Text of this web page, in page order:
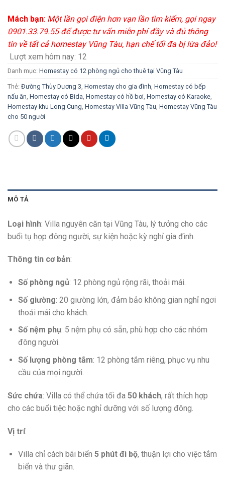
Mách bạn: Một lần gọi điện hơn vạn lần tìm kiếm, gọi ngay
0901.33.79.55 để được tư vấn miễn phí đầy và đủ thông
tin về tất cả homestay Vũng Tàu, hạn chế tối đa bị lừa đảo!
Lượt xem hôm nay: 12
Danh mục: Homestay có 12 phòng ngủ cho thuê tại Vũng Tàu
Thẻ: Đường Thùy Dương 3 Homestay cho gia đình Homestay có bếp
nấu ăn Homestay có Bida Homestay có hồ bơi Homestay có Karaoke
Homestay khu Long Cung Homestay Villa Vũng Tàu Homestay Vũng Tàu
cho 50 người
MÔ TẢ
Loại hình: Villa nguyên căn tại Vũng Tàu, lý tưởng cho các
buổi tụ họp đông người, sự kiện hoặc kỳ nghỉ gia đình.
Thông tin cơ bản:
Số phòng ngủ: 12 phòng ngủ rộng rãi, thoải mái.
Số giường: 20 giường lớn, đảm bảo không gian nghỉ ngơi
thoải mái cho khách.
Số nệm phụ: 5 nệm phụ có sẵn, phù hợp cho các nhóm
đông người.
Số lượng phòng tắm: 12 phòng tắm riêng, phục vụ nhu
cầu của mọi người.
Sức chứa: Villa có thể chứa tối đa 50 khách, rất thích hợp
cho các buổi tiệc hoặc nghỉ dưỡng với số lượng đông.
Vị trí:
Villa chỉ cách bãi biển 5 phút đi bộ, thuận lợi cho việc tắm
biển và thư giãn.